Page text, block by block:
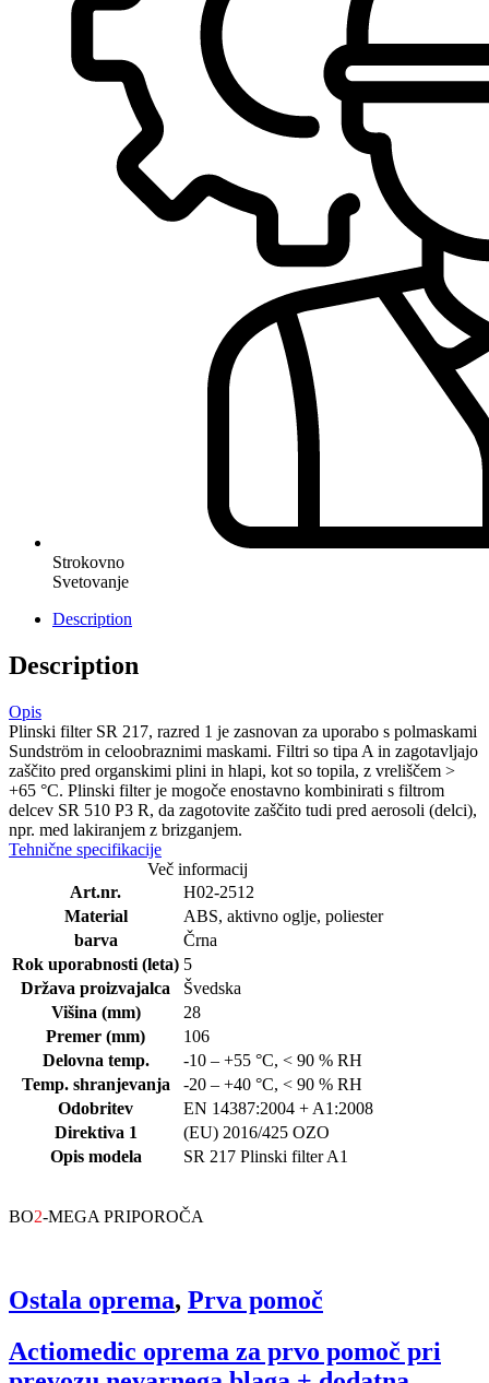
Strokovno
Svetovanje
Description
Description
Opis
Plinski filter SR 217, razred 1 je zasnovan za uporabo s polmaskami
Sundström in celoobraznimi maskami. Filtri so tipa A in zagotavljajo
zaščito pred organskimi plini in hlapi, kot so topila, z vreliščem >
+65 °C. Plinski filter je mogoče enostavno kombinirati s filtrom
delcev SR 510 P3 R, da zagotovite zaščito tudi pred aerosoli (delci),
npr. med lakiranjem z brizganjem.
Tehnične specifikacije
Več informacij
Art.nr.
H02-2512
Material
ABS, aktivno oglje, poliester
barva
Črna
Rok uporabnosti (leta) 5
Država proizvajalca
Švedska
Višina (mm)
28
Premer (mm)
106
Delovna temp.
-10 – +55 °C, < 90 % RH
Temp. shranjevanja
-20 – +40 °C, < 90 % RH
Odobritev
EN 14387:2004 + A1:2008
Direktiva 1
(EU) 2016/425 OZO
Opis modela
SR 217 Plinski filter A1
BO2-MEGA PRIPOROČA
Ostala oprema, Prva pomoč
Actiomedic oprema za prvo pomoč pri